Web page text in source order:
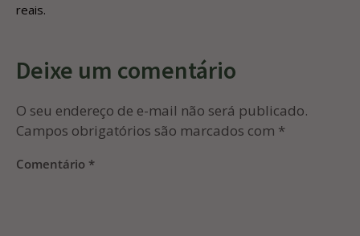
reais.
Deixe um comentário
O seu endereço de e-mail não será publicado.
Campos obrigatórios são marcados com *
Comentário *